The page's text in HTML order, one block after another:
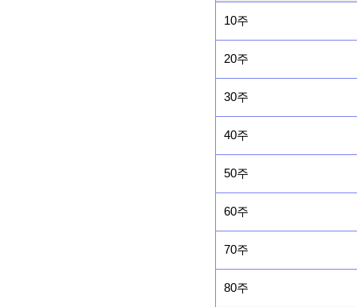
10주
20주
30주
40주
50주
60주
70주
80주